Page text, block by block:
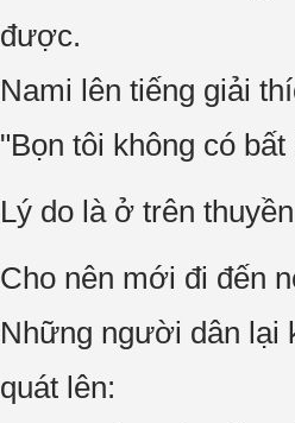
được.
Nami lên tiếng giải
"Bọn tôi không có
Lý do là ở trên
Cho nên mới đi đến
Những người dân lại
quát lên: